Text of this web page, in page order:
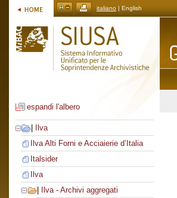
italiano | English
espandi l'albero
Ilva
Ilva Alti Forni e Acciaierie d’Italia
Italsider
Ilva
Ilva - Archivi aggregati